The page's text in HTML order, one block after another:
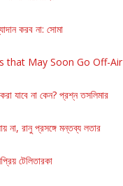
করব না: সোমা
that May Soon Go Off-Air
করা যাবে না কেন? প্রশ্ন তসলিমার
না, রানু প্রসঙ্গে মন্তব্য লতার
টেলিতারকা